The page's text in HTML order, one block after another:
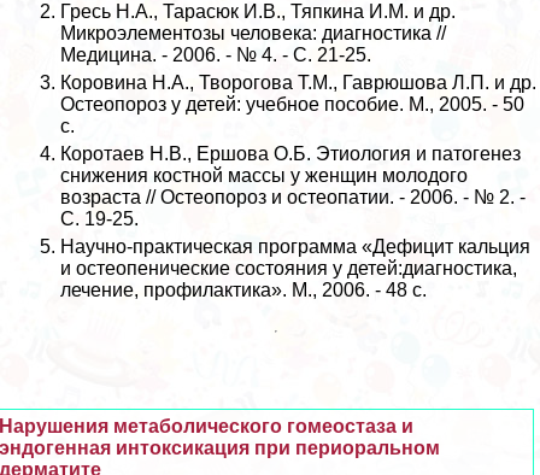
Гресь Н.А., Тарасюк И.В., Тяпкина И.М. и др.
Микроэлементозы человека: диагностика //
Медицина. - 2006. - № 4. - С. 21-25.
Коровина Н.А., Творогова Т.М., Гаврюшова Л.П. и др.
Остеопороз у детей: учебное пособие. М., 2005. - 50
с.
Коротаев Н.В., Ершова О.Б. Этиология и патогенез
снижения костной массы у женщин молодого
возраста // Остеопороз и остеопатии. - 2006. - № 2. -
С. 19-25.
Научно-пpaктическая программа «Дефицит кальция
и остеопенические состояния у детей:диагностика,
лечение, профилактика». М., 2006. - 48 с.
Нарушения метаболического гомеостаза и
эндогенная интоксикация при периopaльном
дерматите